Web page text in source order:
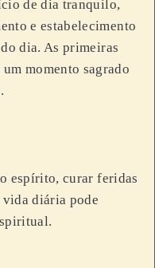
de dia tranquilo,
e estabelecimento
dia. As primeiras
momento sagrado
espírito, curar feridas
diária pode